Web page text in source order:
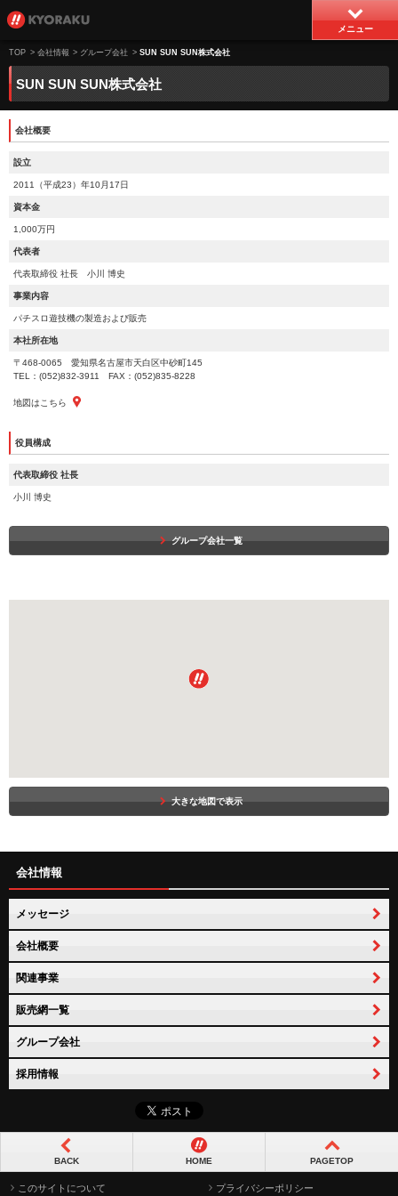
メニュー
TOP > 会社情報 > グループ会社 > SUN SUN SUN株式会社
SUN SUN SUN株式会社
会社概要
設立
2011（平成23）年10月17日
資本金
1,000万円
代表者
代表取締役 社長 小川 博史
事業内容
パチスロ遊技機の製造および販売
本社所在地
〒468-0065 愛知県名古屋市天白区中砂町145
TEL：(052)832-3911 FAX：(052)835-8228
地図はこちら
役員構成
代表取締役 社長
小川 博史
グループ会社一覧
大きな地図で表示
会社情報
メッセージ
会社概要
関連事業
販売網一覧
グループ会社
採用情報
BACK HOME PAGETOP
このサイトについて プライバシーポリシー